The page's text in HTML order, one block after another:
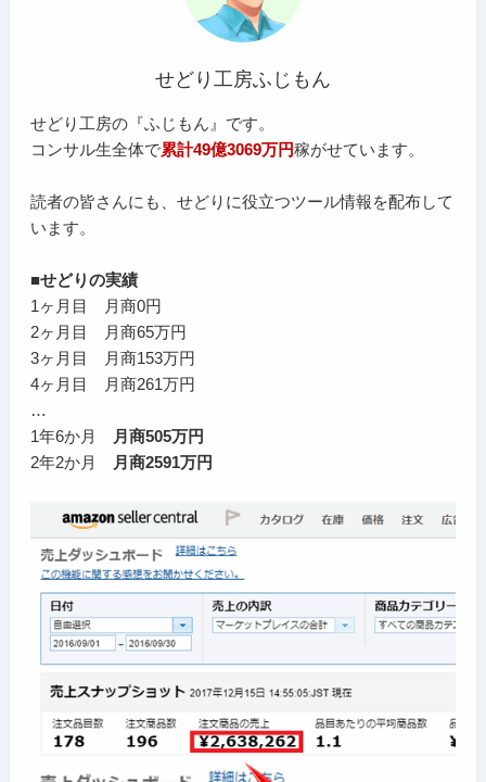
せどり工房ふじもん
せどり工房の『ふじもん』です。
コンサル生全体で累計49億3069万円稼がせています。
読者の皆さんにも、せどりに役立つツール情報を配布して
います。
■せどりの実績
1ヶ月目 月商0円
2ヶ月目 月商65万円
3ヶ月目 月商153万円
4ヶ月目 月商261万円
…
1年6か月
月商505万円
2年2か月
月商2591万円